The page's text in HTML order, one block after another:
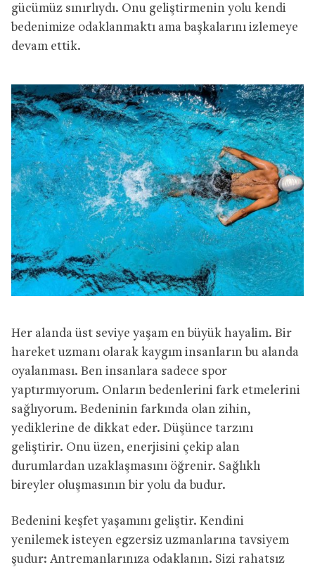
gücümüz sınırlıydı. Onu geliştirmenin yolu kendi
bedenimize odaklanmaktı ama başkalarını izlemeye
devam ettik.
Her alanda üst seviye yaşam en büyük hayalim. Bir
hareket uzmanı olarak kaygım insanların bu alanda
oyalanması. Ben insanlara sadece spor
yaptırmıyorum. Onların bedenlerini fark etmelerini
sağlıyorum. Bedeninin farkında olan zihin,
yediklerine de dikkat eder. Düşünce tarzını
geliştirir. Onu üzen, enerjisini çekip alan
durumlardan uzaklaşmasını öğrenir. Sağlıklı
bireyler oluşmasının bir yolu da budur.
Bedenini keşfet yaşamını geliştir. Kendini
yenilemek isteyen egzersiz uzmanlarına tavsiyem
şudur: Antremanlarınıza odaklanın. Sizi rahatsız